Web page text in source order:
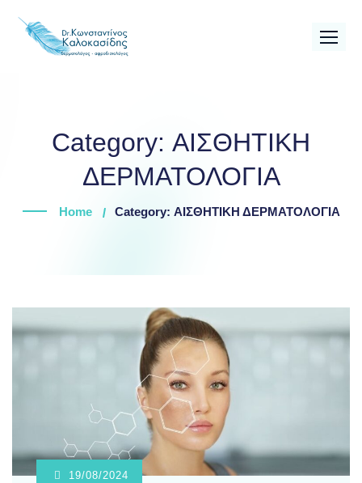
Category: ΑΙΣΘΗΤΙΚΗ
ΔΕΡΜΑΤΟΛΟΓΙΑ
Home Category: ΑΙΣΘΗΤΙΚΗ ΔΕΡΜΑΤΟΛΟΓΙΑ
19/08/2024